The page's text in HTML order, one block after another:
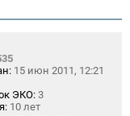
15 июн 2011, 12:21
ЭКО: 3
10 лет